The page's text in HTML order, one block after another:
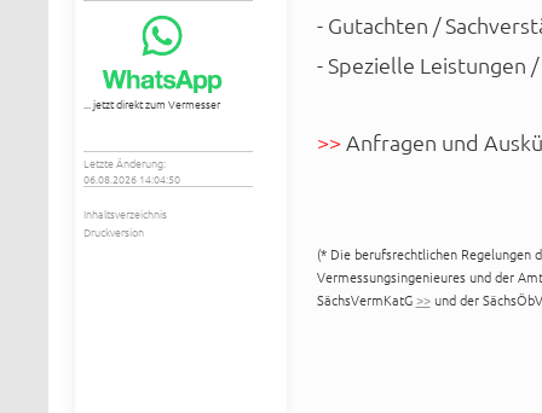
... jetzt direkt zum Vermesser
Letzte Änderung:
06.08.2026 14:04:50
Inhaltsverzeichnis
Druckversion
- Gutachten /
- Spezielle Leistungen
>>Anfragen und
(* Die berufsrechtlichen
Vermessungsingenieures und der
SächsVermKatG>>und der